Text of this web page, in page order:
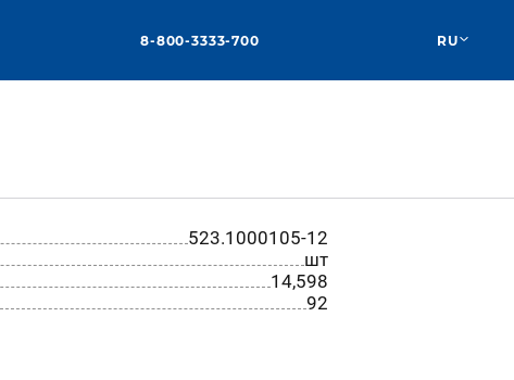
8-800-3333-700 RU
523.1000105-12
шт
14,598
92